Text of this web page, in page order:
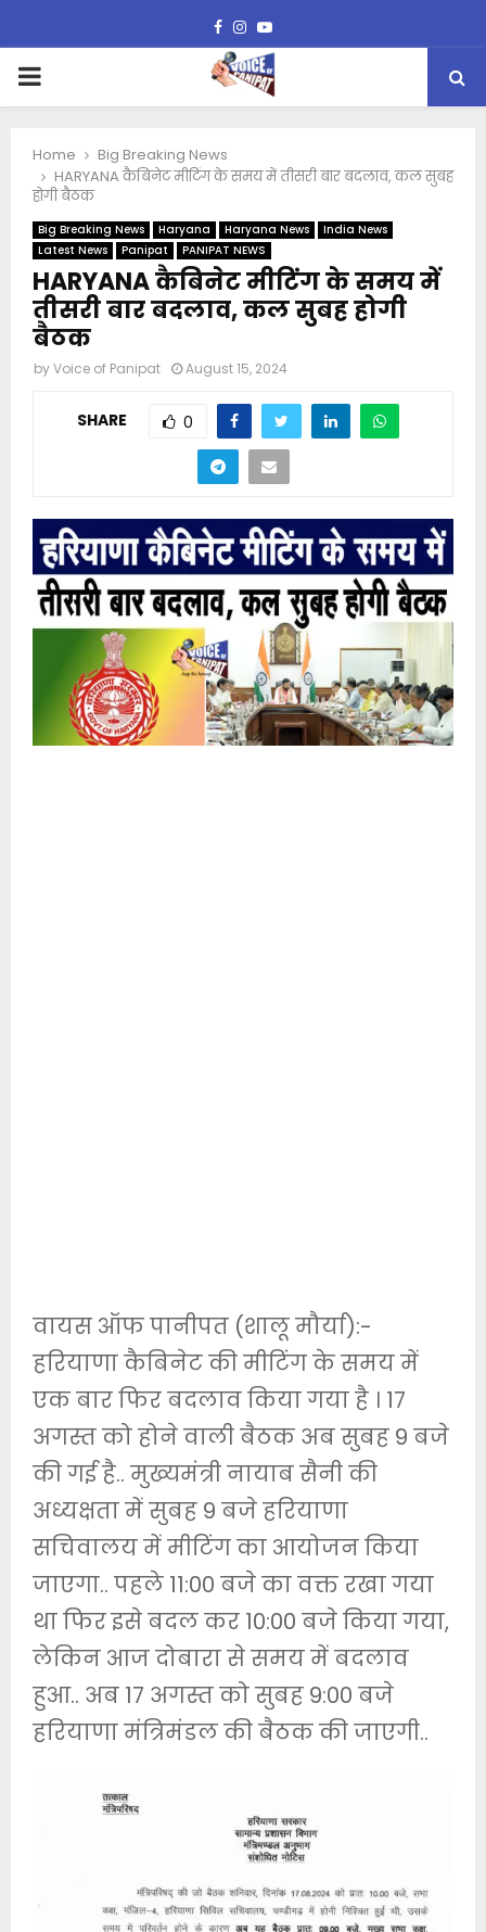
Facebook
Instagram
Youtube
PRIMARY
Home
Big Breaking News
HARYANA कैबिनेट मीटिंग के समय में तीसरी बार बदलाव, कल सुबह
होगी बैठक
Big Breaking News Haryana Haryana News
India News
Latest News
Panipat PANIPAT NEWS
HARYANA कैबिनेट मीटिंग के समय में
तीसरी बार बदलाव, कल सुबह होगी
बैठक
byVoice of Panipat August 15, 2024
SHARE 0
वायस ऑफ पानीपत (शालू मौर्या):-
हरियाणा कैबिनेट की मीटिंग के समय में
एक बार फिर बदलाव किया गया है । 17
अगस्त को होने वाली बैठक अब सुबह 9 बजे
की गई है.. मुख्यमंत्री नायाब सैनी की
अध्यक्षता में सुबह 9 बजे हरियाणा
सचिवालय में मीटिंग का आयोजन किया
जाएगा.. पहले 11:00 बजे का वक्त रखा गया
था फिर इसे बदल कर 10:00 बजे किया गया,
लेकिन आज दोबारा से समय में बदलाव
हुआ.. अब 17 अगस्त को सुबह 9:00 बजे
हरियाणा मंत्रिमंडल की बैठक की जाएगी..